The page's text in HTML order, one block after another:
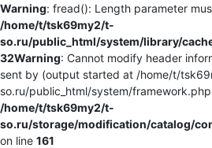
Warning: fread(): Length parameter
/home/t/tsk69my2/t-
so.ru/public_html/system/library/
32Warning: Cannot modify header
sent by (output started at /home/t/
so.ru/public_html/system/
/home/t/tsk69my2/t-
so.ru/storage/modification/catalog/
on line 161